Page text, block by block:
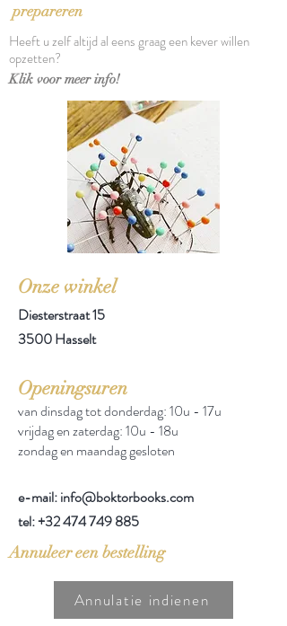
prepareren
Heeft u zelf altijd al eens graag een kever willen
opzetten?
Klik voor meer info!
Onze winkel
Diesterstraat 15
3500 Hasselt
Openingsuren
van dinsdag tot donderdag: 10u - 17u
vrijdag en zaterdag: 10u - 18u
zondag en maandag gesloten
e-mail: info@boktorbooks.com
tel:+32 474 749 885
Annuleer een bestelling
Annulatie indienen